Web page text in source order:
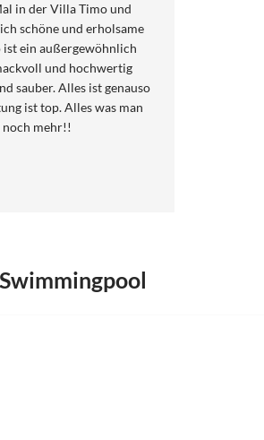
in der Villa Timo und
schöne und erholsame
ein außergewöhnlich
und hochwertig
sauber. Alles ist genauso
ist top. Alles was man
mehr!!